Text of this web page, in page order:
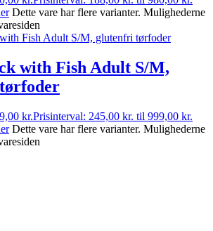
Dette vare har flere varianter. Mulighederne
with Fish Adult S/M,
kr.Prisinterval: 245,00 kr. til 999,00 kr.
Dette vare har flere varianter. Mulighederne